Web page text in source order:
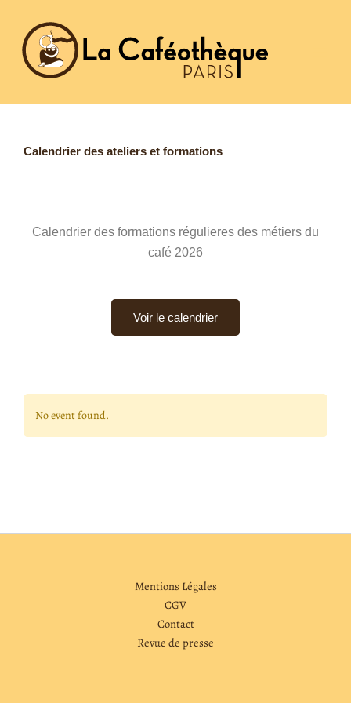
contenu
Calendrier des ateliers et formations
Calendrier des formations régulieres des métiers du
café 2026
Voir le calendrier
No event found.
Mentions Légales
CGV
Contact
Revue de presse